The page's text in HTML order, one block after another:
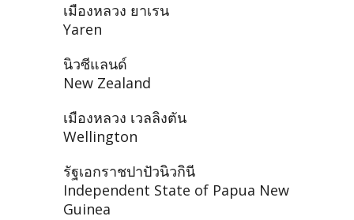
เมืองหลวง ยาเรน
Yaren
นิวซีแลนด์
New Zealand
เมืองหลวง เวลลิงตัน
Wellington
รัฐเอกราชปาปัวนิวกินี
Independent State of Papua New
Guinea